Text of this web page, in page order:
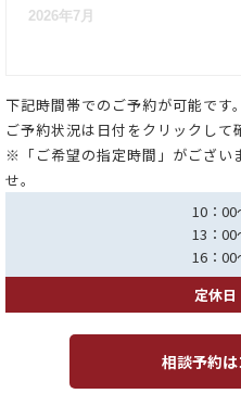
2026年7月
下記時間帯でのご予約が可能です。
ご予約状況は日付をクリックして
※「ご希望の指定時間」がござい
せ。
10：
13：
16：
定休
相談予約